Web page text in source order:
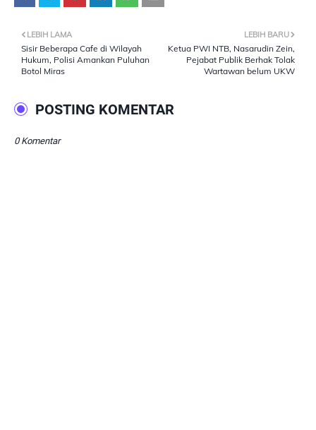
LEBIH BARU
Ketua PWI NTB, Nasarudin Zein,
Pejabat Publik Berhak Tolak
Wartawan belum UKW
LEBIH LAMA
Sisir Beberapa Cafe di Wilayah
Hukum, Polisi Amankan Puluhan
Botol Miras
POSTING KOMENTAR
0 Komentar